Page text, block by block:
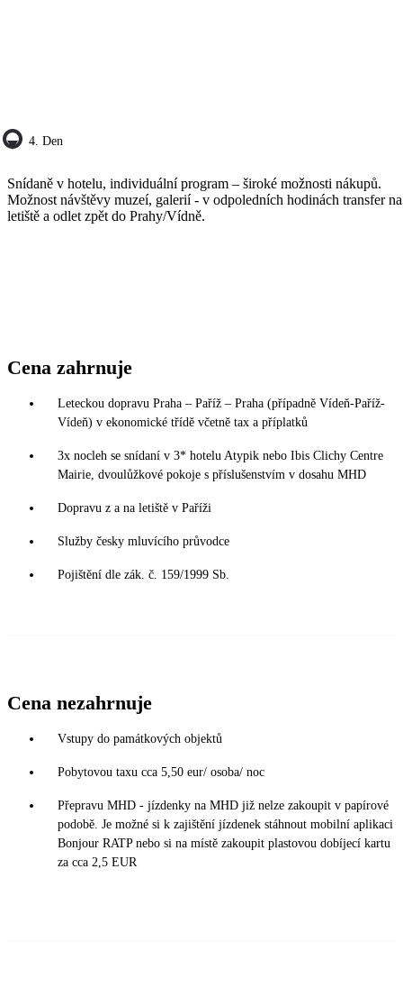
4. Den
Snídaně v hotelu, individuální program – široké možnosti nákupů.
Možnost návštěvy muzeí, galerií - v odpoledních hodinách transfer na
letiště a odlet zpět do Prahy/Vídně.
Cena zahrnuje
Leteckou dopravu Praha – Paříž – Praha (případně Vídeň-Paříž-
Vídeň) v ekonomické třídě včetně tax a příplatků
3x nocleh se snídaní v 3* hotelu Atypik nebo Ibis Clichy Centre
Mairie, dvoulůžkové pokoje s příslušenstvím v dosahu MHD
Dopravu z a na letiště v Paříži
Služby česky mluvícího průvodce
Pojištění dle zák. č. 159/1999 Sb.
Cena nezahrnuje
Vstupy do památkových objektů
Pobytovou taxu cca 5,50 eur/ osoba/ noc
Přepravu MHD - jízdenky na MHD již nelze zakoupit v papírové
podobě. Je možné si k zajištění jízdenek stáhnout mobilní aplikaci
Bonjour RATP nebo si na místě zakoupit plastovou dobíjecí kartu
za cca 2,5 EUR